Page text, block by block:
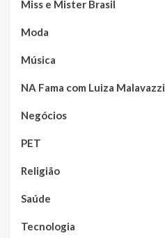
Miss e Mister Brasil
Moda
Música
NA Fama com Luiza Malavazzi
Negócios
PET
Religião
Saúde
Tecnologia